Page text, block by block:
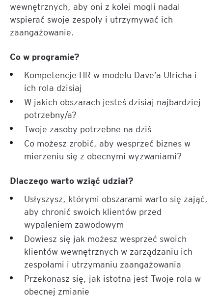
wewnętrznych, aby oni z kolei mogli nadal
wspierać swoje zespoły i utrzymywać ich
zaangażowanie.
Co w programie?
Kompetencje HR w modelu Dave’a Ulricha i
ich rola dzisiaj
W jakich obszarach jesteś dzisiaj najbardziej
potrzebny/a?
Twoje zasoby potrzebne na dziś
Co możesz zrobić, aby wesprzeć biznes w
mierzeniu się z obecnymi wyzwaniami?
Dlaczego warto wziąć udział?
Usłyszysz, którymi obszarami warto się zająć,
aby chronić swoich klientów przed
wypaleniem zawodowym
Dowiesz się jak możesz wesprzeć swoich
klientów wewnętrznych w zarządzaniu ich
zespołami i utrzymaniu zaangażowania
Przekonasz się, jak istotna jest Twoje rola w
obecnej zmianie